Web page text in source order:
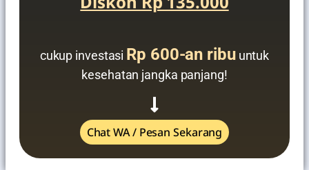
cukup investasi Rp 600-an ribuuntuk
kesehatan jangka panjang!
Chat WA / Pesan Sekarang